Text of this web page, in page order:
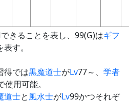
きることを表し、99(G)はギフ
す。
得では黒魔道士がLv77～、 学者
使用可能。
道士と風水士がLv99かつそれぞ